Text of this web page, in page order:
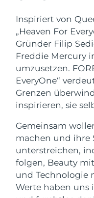
Inspiriert von
„Heaven For
Gründer Filip
Freddie Mercury
umzusetzen.
EveryOne“
Grenzen
inspirieren, sie
Gemeinsam
machen und ihre
unterstreichen,
folgen, Beauty
und Technologie
Werte haben uns
Kosmetik
ÜBER
Isle of Man
Israel
Italien
Japan
Jersey
Kasachstan
Kuwait
Lettland